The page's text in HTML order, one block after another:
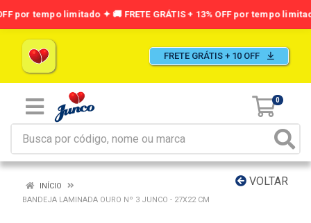
FRETE GRÁTIS + 10 OFF
0
VOLTAR
INÍCIO
BANDEJA LAMINADA OURO Nº 3 JUNCO - 27X22 CM